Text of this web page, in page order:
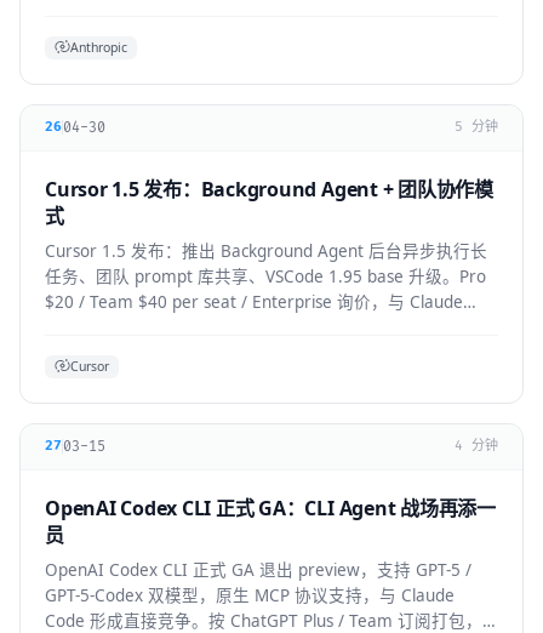
Anthropic
2604-30 5 分钟
Cursor 1.5 发布：Background Agent + 团队协作模
式
Cursor 1.5 发布：推出 Background Agent 后台异步执行长
任务、团队 prompt 库共享、VSCode 1.95 base 升级。Pro
$20 / Team $40 per seat / Enterprise 询价，与 Claude
Cursor
27 03-15 4 分钟
OpenAI Codex CLI 正式 GA：CLI Agent 战场再添一
员
OpenAI Codex CLI 正式 GA 退出 preview，支持 GPT-5 /
GPT-5-Codex 双模型，原生 MCP 协议支持，与 Claude
Code 形成直接竞争。按 ChatGPT Plus / Team 订阅打包，